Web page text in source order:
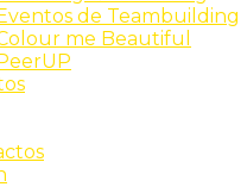
de Teambuilding
me Beautiful